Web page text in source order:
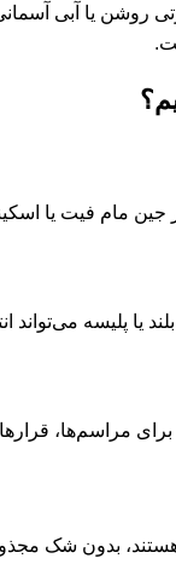
یا آبی
جین مام فیت یا
یا پلیسه می‌تواند
مراسم‌ها،
بدون شک